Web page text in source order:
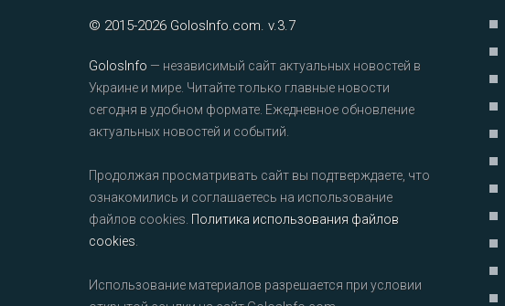
© 2015-2026 GolosInfo.com. v.3.7
GolosInfo — независимый сайт актуальных новостей в
Украине и мире. Читайте только главные новости
сегодня в удобном формате. Ежедневное обновление
актуальных новостей и событий.
Продолжая просматривать сайт вы подтверждаете, что
ознакомились и соглашаетесь на использование
файлов cookies. Политика использования файлов
cookies
Использование материалов разрешается при условии